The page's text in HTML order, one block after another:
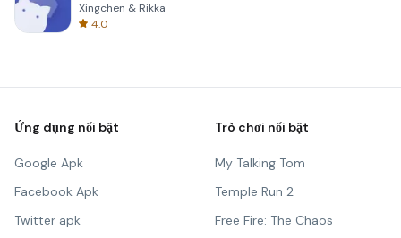
Xingchen & Rikka
4.0
Ứng dụng nổi bật
Google Apk
Facebook Apk
Twitter apk
Trò chơi nổi bật
My Talking Tom
Temple Run 2
Free Fire: The Chaos